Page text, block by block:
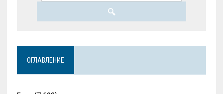
ОГЛАВЛЕНИЕ